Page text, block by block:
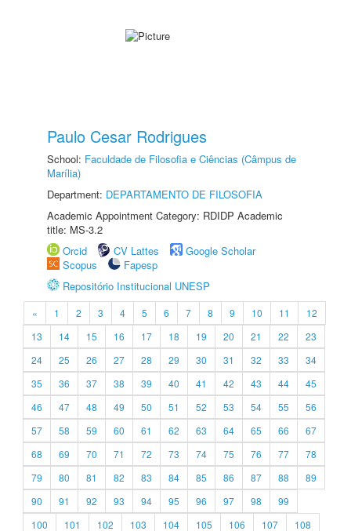
Paulo Cesar Rodrigues
School: Faculdade de Filosofia e Ciências (Câmpus de
Marília)
Department: DEPARTAMENTO DE FILOSOFIA
Academic Appointment Category: RDIDP Academic
title: MS-3.2
Orcid
CV Lattes
Google Scholar
Scopus
Fapesp
Repositório Institucional UNESP
« 1 2 3 4 5 6 7 8 9 10 11
12
13
14 15 16 17 18 19 20 21 22
23
24
25 26 27 28 29 30 31 32 33
34
35
36 37 38 39 40 41 42 43 44
45
46
47 48 49 50 51 52 53 54 55
56
57
58 59 60 61 62 63 64 65 66
67
68
69 70 71 72 73 74 75 76 77
78
79
80 81 82 83 84 85 86 87 88
89
90
91 92 93 94 95 96 97 98
99
100
101 102 103 104 105 106 107
108